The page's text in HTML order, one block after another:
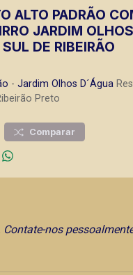
ALTO PADRÃO
JARDIM
DE RIBEIRÃO
- Jardim Olhos D´Água
Preto
Comparar
nos